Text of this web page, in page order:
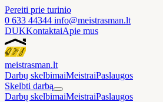
Pereiti prie turinio
0 633 44344 info@meistrasman.lt
DUKKontaktaiApie mus
meistrasman.lt
Darbų skelbimaiMeistraiPaslaugos
Skelbti darbą
Darbų skelbimaiMeistraiPaslaugos